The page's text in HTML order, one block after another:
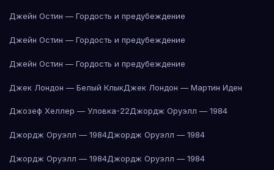
Джейн Остин — Гордость и предубеждение
Джейн Остин — Гордость и предубеждение
Джейн Остин — Гордость и предубеждение
Джек Лондон — Белый КлыкДжек Лондон — Мартин Иден
Джозеф Хеллер — Уловка-22Джордж Оруэлл — 1984
Джордж Оруэлл — 1984Джордж Оруэлл — 1984
Джордж Оруэлл — 1984Джордж Оруэлл — 1984